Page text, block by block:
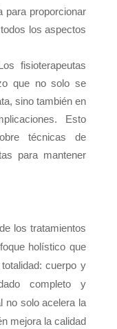
para proporcionar
los aspectos
fisioterapeutas
que no solo se
sino también en
Esto
técnicas de
para mantener
los tratamientos
holístico que
cuerpo y
completo y
no solo acelera la
mejora la calidad